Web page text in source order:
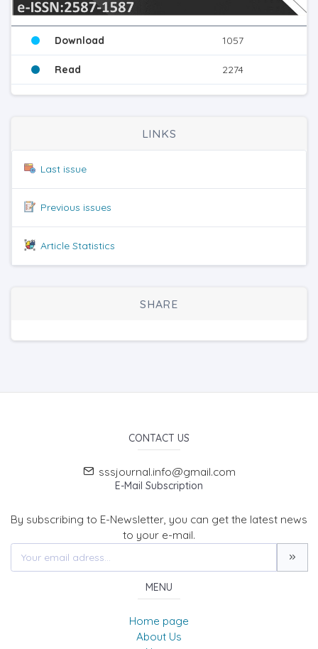
Download 1057
Read 2274
LINKS
Last issue
Previous issues
Article Statistics
SHARE
CONTACT US
sssjournal.info@gmail.com
E-Mail Subscription
By subscribing to E-Newsletter, you can get the latest news
to your e-mail.
MENU
Home page
About Us